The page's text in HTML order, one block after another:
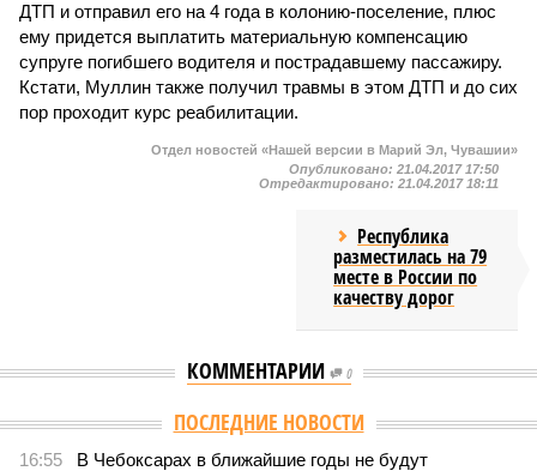
ДТП и отправил его на 4 года в колонию-поселение, плюс
ему придется выплатить материальную компенсацию
супруге погибшего водителя и пострадавшему пассажиру.
Кстати, Муллин также получил травмы в этом ДТП и до сих
пор проходит курс реабилитации.
Отдел новостей «Нашей версии в Марий Эл, Чувашии»
Опубликовано: 21.04.2017 17:50
Отредактировано: 21.04.2017 18:11
Республика
разместилась на 79
месте в России по
качеству дорог
КОММЕНТАРИИ 0
ПОСЛЕДНИЕ НОВОСТИ
16:55
В Чебоксарах в ближайшие годы не будут